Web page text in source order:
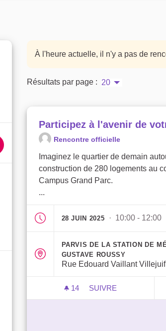
À l'heure actuelle, il n'y a pas de
Résultats par page : 20
Participez à l'avenir de
Rencontre officielle
Imaginez le quartier de demain
construction de 280 logements au
Campus Grand Parc.
...
28 JUIN 2025 · 10:00 - 12:00
PARVIS DE LA STATION DE
GUSTAVE ROUSSY
Rue Edouard Vaillant Villejuif
14 14 ABONNÉS
SUIVRE